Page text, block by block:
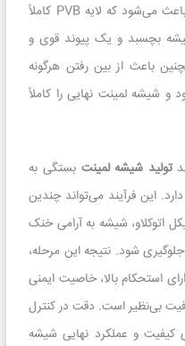
psi) تنظیم می‌شود. این دما و فشار، باعث می‌شود که لایه PVB کاملاً
بچسبد و یک پیوند قوی و
باعث از بین رفتن هرگونه
و شیشه لمینت نهایی را کاملاً
تولید شیشه لمینت بستگی به
ضخامت شیشه و تعداد لایه‌های PVB دارد. این فرآیند می‌تواند چندین
اتوکلاو، شیشه به آرامی خنک
شود. نتیجه این مرحله،
استحکام بالا، خاصیت ایمنی
بی‌نظیر است. دقت در کنترل
کیفیت و عملکرد نهایی شیشه